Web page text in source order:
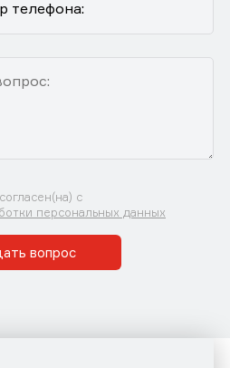
с
персональных данных
вопрос